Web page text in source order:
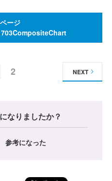
ージ
2 NEXT
なりましたか？
参考になった